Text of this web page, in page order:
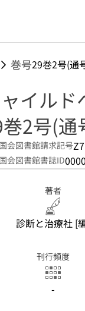
巻号29巻2号(通
イルド
2号(通
会図書館請求記号
会図書館書誌ID
著者
診断と治療社 [
刊行頻度
-